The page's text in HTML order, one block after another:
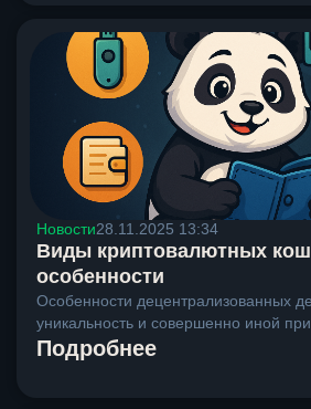
Новости28.11.2025 13:34
Виды криптовалютных
особенности
Особенности децентрализованных
уникальность и совершенно иной
Подробнее